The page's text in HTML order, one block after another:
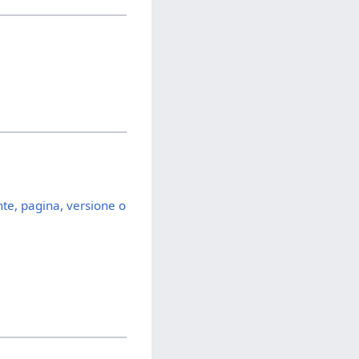
pagina, versione o